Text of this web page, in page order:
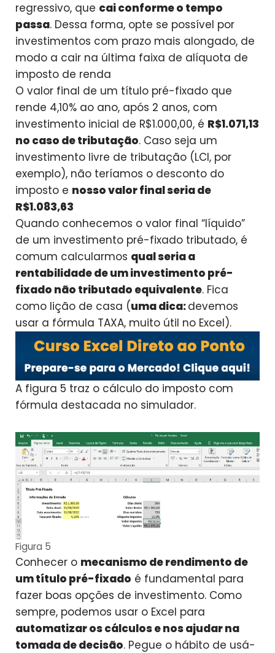
regressivo, que cai conforme o tempo
passa. Dessa forma, opte se possível por
investimentos com prazo mais alongado, de
modo a cair na última faixa de alíquota de
imposto de renda
O valor final de um título pré-fixado que
rende 4,10% ao ano, após 2 anos, com
investimento inicial de R$1.000,00, é R$1.071,13
no caso de tributação. Caso seja um
investimento livre de tributação (LCI, por
exemplo), não teríamos o desconto do
imposto e nosso valor final seria de
R$1.083,63
Quando conhecemos o valor final “líquido”
de um investimento pré-fixado tributado, é
comum calcularmos qual seria a
rentabilidade de um investimento pré-
fixado não tributado equivalente. Fica
como lição de casa (uma dica:devemos
usar a fórmula TAXA, muito útil no Excel).
A figura 5 traz o cálculo do imposto com
fórmula destacada no simulador.
Figura 5
Conhecer o mecanismo de rendimento de
um título pré-fixado é fundamental para
fazer boas opções de investimento. Como
sempre, podemos usar o Excel para
automatizar os cálculos e nos ajudar na
tomada de decisão. Pegue o hábito de usá-